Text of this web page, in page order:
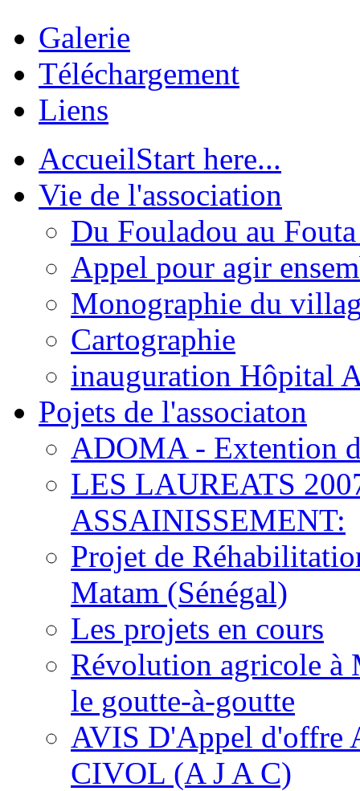
Galerie
Téléchargement
Liens
AccueilStart here...
Vie de l'association
Du Fouladou au
Appel pour agir
Monographie du
Cartographie
inauguration Hôpital
Pojets de l'associaton
ADOMA - Extention
LES LAUREATS
ASSAINISSEMENT:
Projet de
Matam (Sénégal)
Les projets en cours
Révolution agricole à
le goutte-à-goutte
AVIS D'Appel d'offre
CIVOL (A J A C)